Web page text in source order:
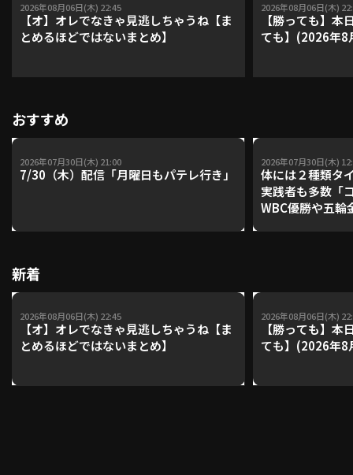
2026年08月06日(木) 22:45
【オ】オレでなきゃ見逃しちゃうね【ま
とめるほどではないまとめ】
2026年08月06日(木)
【勝っても】本
ても】(2026年8
おすすめ
2026年07月30日(木) 21:00
7/30（木）配信「月曜日もパテレ行き」
2026年07月30日(木)
体には２種類タ
実践者も多数「
WBC優勝や五輪
新着
2026年08月06日(木) 22:45
【オ】オレでなきゃ見逃しちゃうね【ま
とめるほどではないまとめ】
2026年08月06日(木)
【勝っても】本
ても】(2026年8